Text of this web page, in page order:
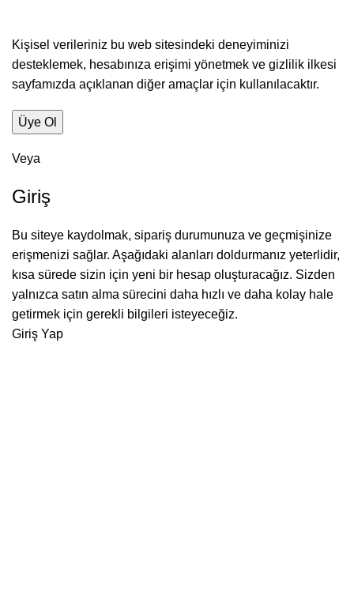
Kişisel verileriniz bu web sitesindeki deneyiminizi
desteklemek, hesabınıza erişimi yönetmek ve gizlilik ilkesi
sayfamızda açıklanan diğer amaçlar için kullanılacaktır.
Üye Ol
Veya
Giriş
Bu siteye kaydolmak, sipariş durumunuza ve geçmişinize
erişmenizi sağlar. Aşağıdaki alanları doldurmanız yeterlidir,
kısa sürede sizin için yeni bir hesap oluşturacağız. Sizden
yalnızca satın alma sürecini daha hızlı ve daha kolay hale
getirmek için gerekli bilgileri isteyeceğiz.
Giriş Yap